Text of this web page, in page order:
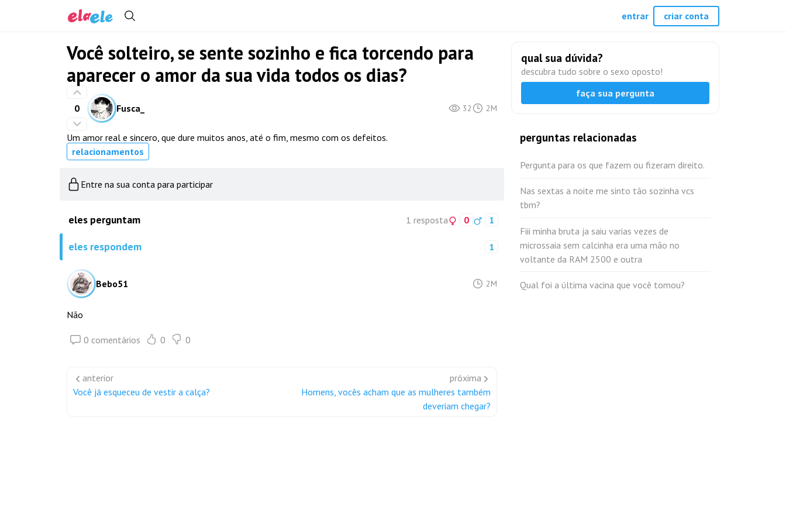
Você solteiro, se sente sozinho e fica torcendo para
aparecer o amor da sua vida todos os dias?
0 Fusca_ 32 2M
Um amor real e sincero, que dure muitos anos, até o fim, mesmo com os defeitos.
relacionamentos
Entre na sua conta para participar
eles perguntam 1 resposta 0 1
eles respondem 1
Bebo51 2M
Não
0 comentários 0 0
anterior
Você já esqueceu de vestir a calça?
próxima
Homens, vocês acham que as mulheres também
deveriam chegar?
qual sua dúvida?
descubra tudo sobre o sexo oposto!
faça sua pergunta
perguntas relacionadas
Pergunta para os que fazem ou fizeram direito.
Nas sextas a noite me sinto tão sozinha vcs
tbm?
Fiii minha bruta ja saiu varias vezes de
microssaia sem calcinha era uma mão no
voltante da RAM 2500 e outra
Qual foi a última vacina que você tomou?
entrar criar conta